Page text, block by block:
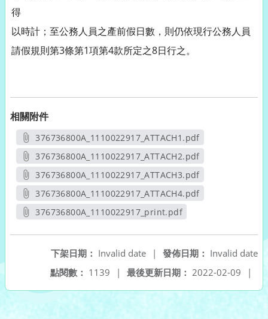
得
以時計；至公務人員之產前假日數，則仍依現行公務人員
請假規則第3條第1項第4款所定之8日行之。
相關附件
376736800A_1110022917_ATTACH1.pdf
另開新視窗
376736800A_1110022917_ATTACH2.pdf
另開新視窗
376736800A_1110022917_ATTACH3.pdf
另開新視窗
376736800A_1110022917_ATTACH4.pdf
另開新視窗
376736800A_1110022917_print.pdf
發佈日期： Invalid date
下架日期： Invalid date
|
最後更新日期： 2022-02-09 |
點閱數： 1139 |